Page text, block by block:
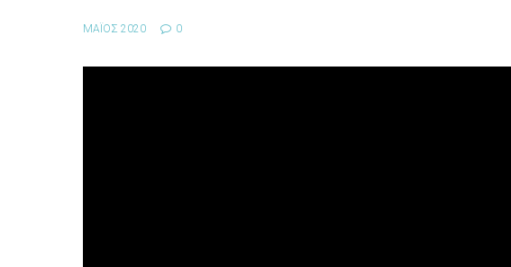
ΜΑΪΟΣ 2020 0